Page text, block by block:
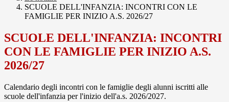
SCUOLE DELL'INFANZIA: INCONTRI CON LE
FAMIGLIE PER INIZIO A.S. 2026/27
SCUOLE DELL'INFANZIA: INCONTRI
CON LE FAMIGLIE PER INIZIO A.S.
2026/27
Calendario degli incontri con le famiglie degli alunni iscritti alle
scuole dell'infanzia per l'inizio dell'a.s. 2026/2027.